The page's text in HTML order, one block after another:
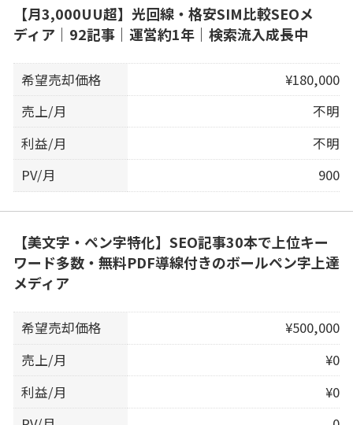
【月3,000UU超】光回線・格安SIM比較SEOメ
ディア｜92記事｜運営約1年｜検索流入成長中
希望売却価格
¥180,000
売上/月
不明
利益/月
不明
PV/月
900
【美文字・ペン字特化】SEO記事30本で上位キー
ワード多数・無料PDF導線付きのボールペン字上達
メディア
希望売却価格
¥500,000
売上/月
¥0
利益/月
¥0